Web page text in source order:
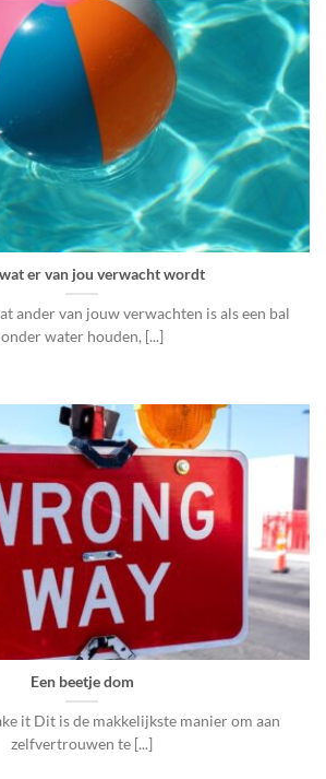
er van jou verwacht wordt
ander van jouw verwachten is als een bal
onder water houden, [...]
Een beetje dom
it Dit is de makkelijkste manier om aan
zelfvertrouwen te [...]